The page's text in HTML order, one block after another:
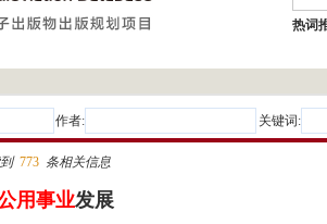
热词
作者: 关键词:
773 条相关信息
用事业发展